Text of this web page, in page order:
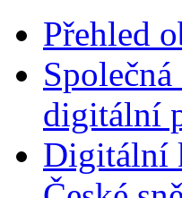
Přehled
digitální
Digitální